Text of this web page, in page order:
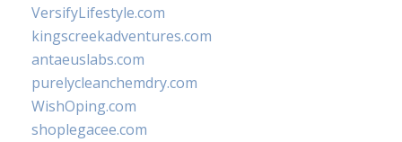
VersifyLifestyle.com
kingscreekadventures.com
antaeuslabs.com
purelycleanchemdry.com
WishOping.com
shoplegacee.com